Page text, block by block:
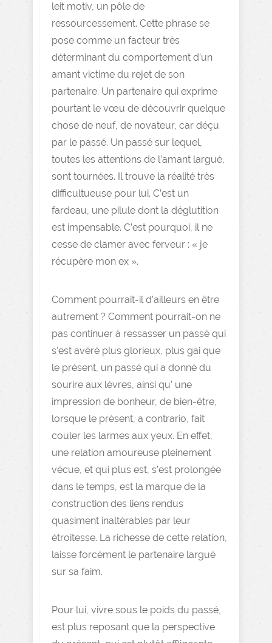
leit motiv, un pôle de
ressourcessement. Cette phrase se
pose comme un facteur très
déterminant du comportement d’un
amant victime du rejet de son
partenaire. Un partenaire qui exprime
pourtant le vœu de découvrir quelque
chose de neuf, de novateur, car déçu
par le passé. Un passé sur lequel,
toutes les attentions de l’amant largué,
sont tournées. Il trouve la réalité très
difficultueuse pour lui. C’est un
fardeau, une pilule dont la déglutition
est impensable. C’est pourquoi, il ne
cesse de clamer avec ferveur : « je
récupère mon ex ».
Comment pourrait-il d’ailleurs en être
autrement ? Comment pourrait-on ne
pas continuer à ressasser un passé qui
s’est avéré plus glorieux, plus gai que
le présent, un passé qui a donné du
sourire aux lèvres, ainsi qu’ une
impression de bonheur, de bien-être,
lorsque le présent, a contrario, fait
couler les larmes aux yeux. En effet,
une relation amoureuse pleinement
vécue, et qui plus est, s’est prolongée
dans le temps, est la marque de la
construction des liens rendus
quasiment inaltérables par leur
étroitesse. La richesse de cette relation,
laisse forcément le partenaire largué
sur sa faim.
Pour lui, vivre sous le poids du passé,
est plus reposant que la perspective